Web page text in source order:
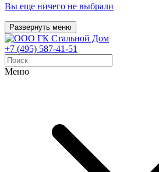
Вы еще ничего не выбрали
Развернуть меню
+7 (495) 587-41-51
Меню